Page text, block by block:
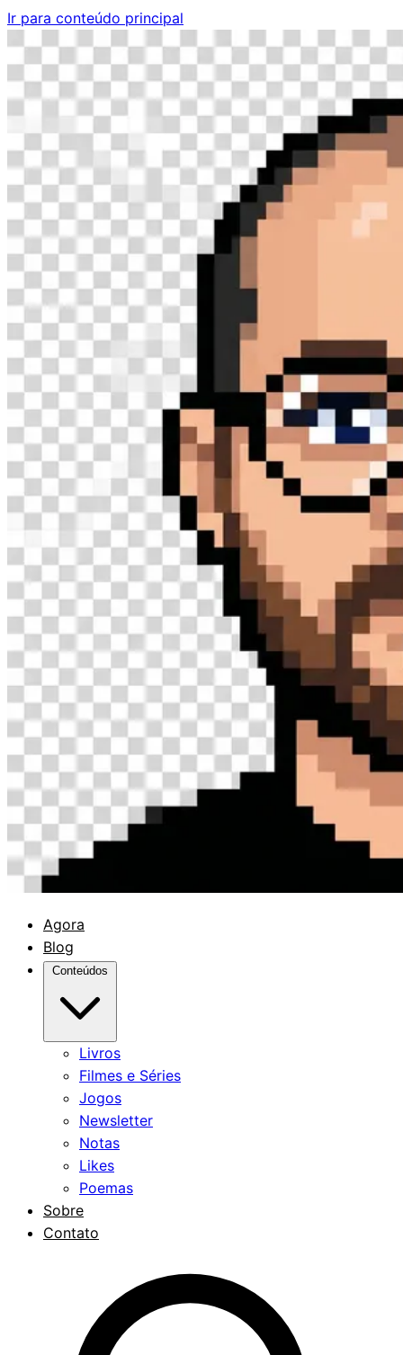
Ir para conteúdo principal
Agora
Blog
Livros
Filmes e Séries
Jogos
Newsletter
Notas
Likes
Poemas
Sobre
Contato